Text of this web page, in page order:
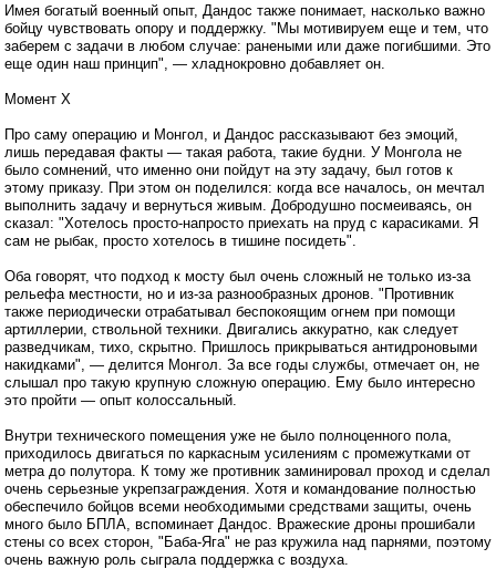
Имея богатый военный опыт, Дандос также понимает, насколько важно
бойцу чувствовать опору и поддержку. "Мы мотивируем еще и тем, что
заберем с задачи в любом случае: ранеными или даже погибшими. Это
еще один наш принцип", — хладнокровно добавляет он.
Момент Х
Про саму операцию и Монгол, и Дандос рассказывают без эмоций,
лишь передавая факты — такая работа, такие будни. У Монгола не
было сомнений, что именно они пойдут на эту задачу, был готов к
этому приказу. При этом он поделился: когда все началось, он мечтал
выполнить задачу и вернуться живым. Добродушно посмеиваясь, он
сказал: "Хотелось просто-напросто приехать на пруд с карасиками. Я
сам не рыбак, просто хотелось в тишине посидеть".
Оба говорят, что подход к мосту был очень сложный не только из-за
рельефа местности, но и из-за разнообразных дронов. "Противник
также периодически отрабатывал беспокоящим огнем при помощи
артиллерии, ствольной техники. Двигались аккуратно, как следует
разведчикам, тихо, скрытно. Пришлось прикрываться антидроновыми
накидками", — делится Монгол. За все годы службы, отмечает он, не
слышал про такую крупную сложную операцию. Ему было интересно
это пройти — опыт колоссальный.
Внутри технического помещения уже не было полноценного пола,
приходилось двигаться по каркасным усилениям с промежутками от
метра до полутора. К тому же противник заминировал проход и сделал
очень серьезные укрепзаграждения. Хотя и командование полностью
обеспечило бойцов всеми необходимыми средствами защиты, очень
много было БПЛА, вспоминает Дандос. Вражеские дроны прошибали
стены со всех сторон, "Баба-Яга" не раз кружила над парнями, поэтому
очень важную роль сыграла поддержка с воздуха.